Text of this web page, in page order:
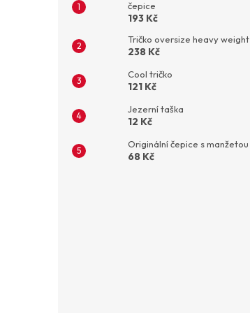
čepice
193 Kč
Tričko oversize heavy weight
238 Kč
Cool tričko
121 Kč
Jezerní taška
12 Kč
Originální čepice s manžetou
68 Kč